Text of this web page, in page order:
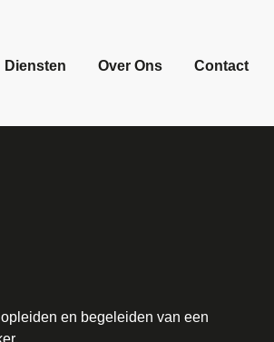
Diensten Over Ons Contact
en begeleiden van een